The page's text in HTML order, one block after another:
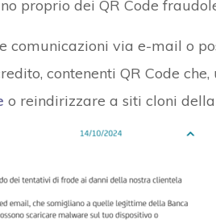
proprio dei QR Code
comunicazioni via e-mail o
contenenti QR Code
o reindirizzare a siti cloni